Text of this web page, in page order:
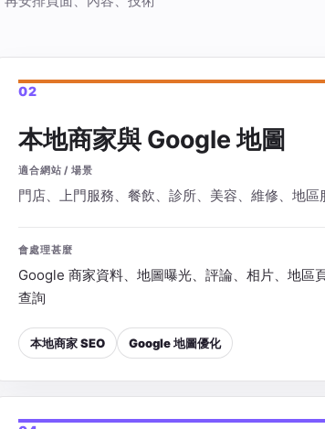
02
本地商家與 Google 地圖
適合網站 / 場景
門店、上門服務、餐飲、診所、美容、維修、地區
會處理甚麼
Google 商家資料、地圖曝光、評論、相片、地區
查詢
本地商家 SEO Google 地圖優化